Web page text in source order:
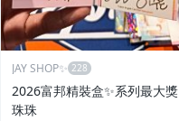
JAY SHOP✨
2026富邦精裝盒✨系列最大獎
珠珠